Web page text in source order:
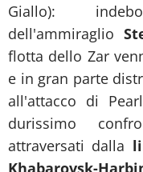
Giallo):
dell'ammiraglio
flotta dello Zar
e in gran parte
all'attacco di
durissimo
attraversati dalla
Khabarovsk-